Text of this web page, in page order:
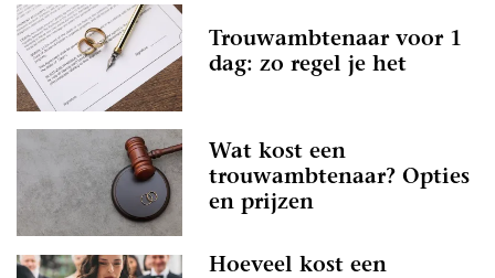
Trouwambtenaar voor 1
dag: zo regel je het
Wat kost een
trouwambtenaar? Opties
en prijzen
Hoeveel kost een